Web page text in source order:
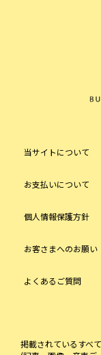
当サイトについて
お支払いについて
個人情報保護方針
お客さまへのお願い
よくあるご質問
掲載されているすべ